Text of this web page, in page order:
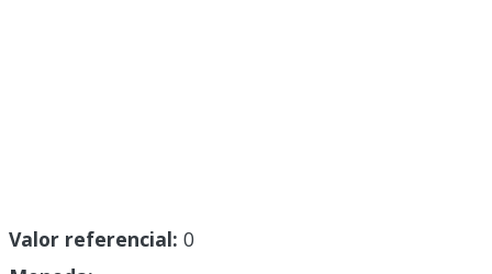
Valor referencial: 0